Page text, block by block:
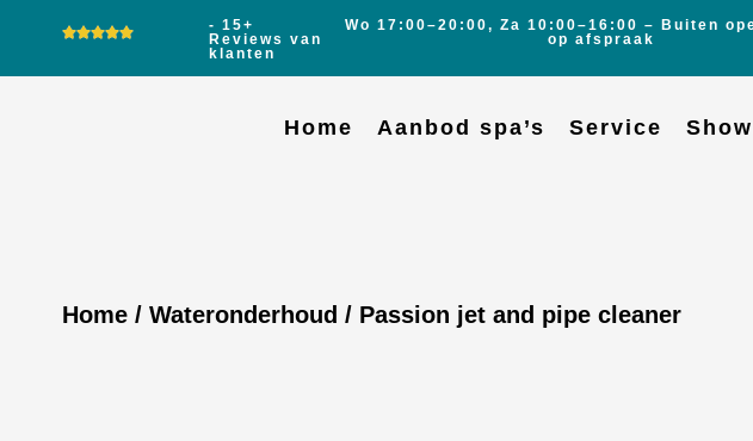
- 15+
Reviews van
klanten
Wo 17:00–20:00, Za 10:00–16:00 – Buiten
op afspraak
Home Aanbod spa’s Service
Home / Wateronderhoud / Passion jet and pipe cleaner